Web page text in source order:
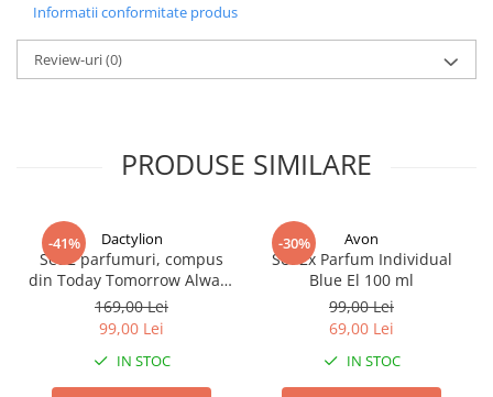
Informatii conformitate produs
Review-uri(0)
PRODUSE SIMILARE
-41% Dactylion
Set 2 parfumuri, compus
din Today Tomorrow Always
& Little Black Dress + set 4
accesorii păr – ofertă
specială 99 lei
169,00 Lei
99,00 Lei
IN STOC
-30% Avon
Set 2x Parfum Individual
Blue El 100 ml
99,00 Lei
69,00 Lei
IN STOC